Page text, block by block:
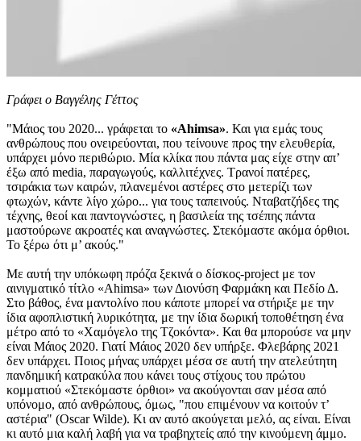
Γράφει ο Βαγγέλης Γέττος
"Μάιος του 2020... γράφεται το «Ahimsa». Και για εμάς τους
ανθρώπους που ονειρεύονται, που τείνουνε προς την ελευθερία,
υπάρχει μόνο περιθώριο. Μία κλίκα που πάντα μας είχε στην απ’
έξω από media, παραγωγούς, καλλιτέχνες. Τρανοί πατέρες,
τσιράκια των καιρών, πλανεμένοι αστέρες στο μετερίζι των
φτωχών, κάντε λίγο χώρο... για τους ταπεινούς. Νταβατζήδες της
τέχνης, θεοί και παντογνώστες, η βασιλεία της τσέπης πάντα
μαστούρωνε ακροατές και αναγνώστες. Στεκόμαστε ακόμα όρθιοι.
Το ξέρω ότι μ’ ακούς."
Με αυτή την υπόκωφη πρόζα ξεκινά ο δίσκος-project με τον
αινιγματικό τίτλο «Ahimsa» των Διονύση Φαρμάκη και Πεδίο Δ.
Στο βάθος, ένα μαντολίνο που κάποτε μπορεί να στήριξε με την
ίδια αφοπλιστική λυρικότητα, με την ίδια δωρική τοποθέτηση ένα
μέτρο από το «Χαμόγελο της Τζοκόντα». Και θα μπορούσε να μην
είναι Μάιος 2020. Γιατί Μάιος 2020 δεν υπήρξε. Φλεβάρης 2021
δεν υπάρχει. Ποιος μήνας υπάρχει μέσα σε αυτή την ατελεύτητη
πανδημική κατρακύλα που κάνει τους στίχους του πρώτου
κομματιού «Στεκόμαστε όρθιοι» να ακούγονται σαν μέσα από
υπόνομο, από ανθρώπους, όμως, "που επιμένουν να κοιτούν τ’
αστέρια" (Oscar Wilde). Κι αν αυτό ακούγεται μελό, ας είναι. Είναι
κι αυτό μια καλή λαβή για να τραβηχτείς από την κινούμενη άμμο.